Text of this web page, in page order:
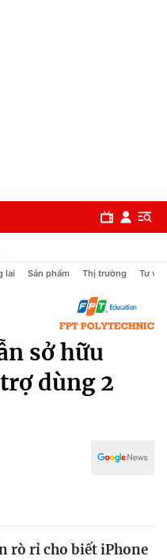
lai Sản phẩm Thị trường Tư vấn
sở hữu
dùng 2
rò rỉ cho biết iPhone